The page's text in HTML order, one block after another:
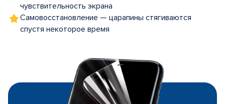
чувствительность экрана
Самовосстановление — царапины стягиваются
спустя некоторое время